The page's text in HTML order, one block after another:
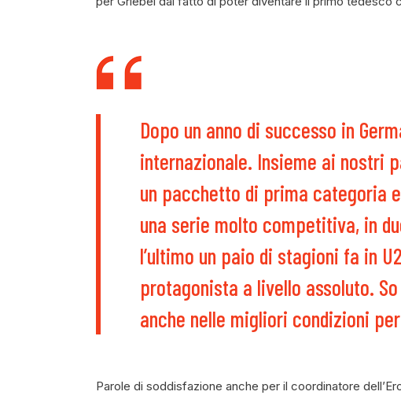
Dopo un anno di successo in
internazionale. Insieme ai nostri
un pacchetto di prima categoria
una serie molto competitiva, in
l’ultimo un paio di stagioni fa in
protagonista a livello assoluto.
anche nelle migliori condizioni
Parole di soddisfazione anche per il coordinatore